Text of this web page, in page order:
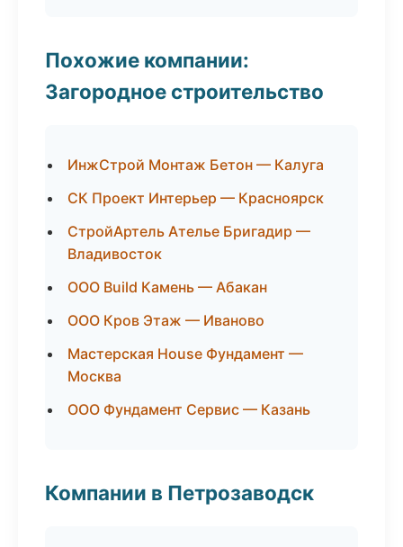
Похожие компании:
Загородное строительство
ИнжСтрой Монтаж Бетон — Калуга
СК Проект Интерьер — Красноярск
СтройАртель Ателье Бригадир —
Владивосток
ООО Build Камень — Абакан
ООО Кров Этаж — Иваново
Мастерская House Фундамент —
Москва
ООО Фундамент Сервис — Казань
Компании в Петрозаводск